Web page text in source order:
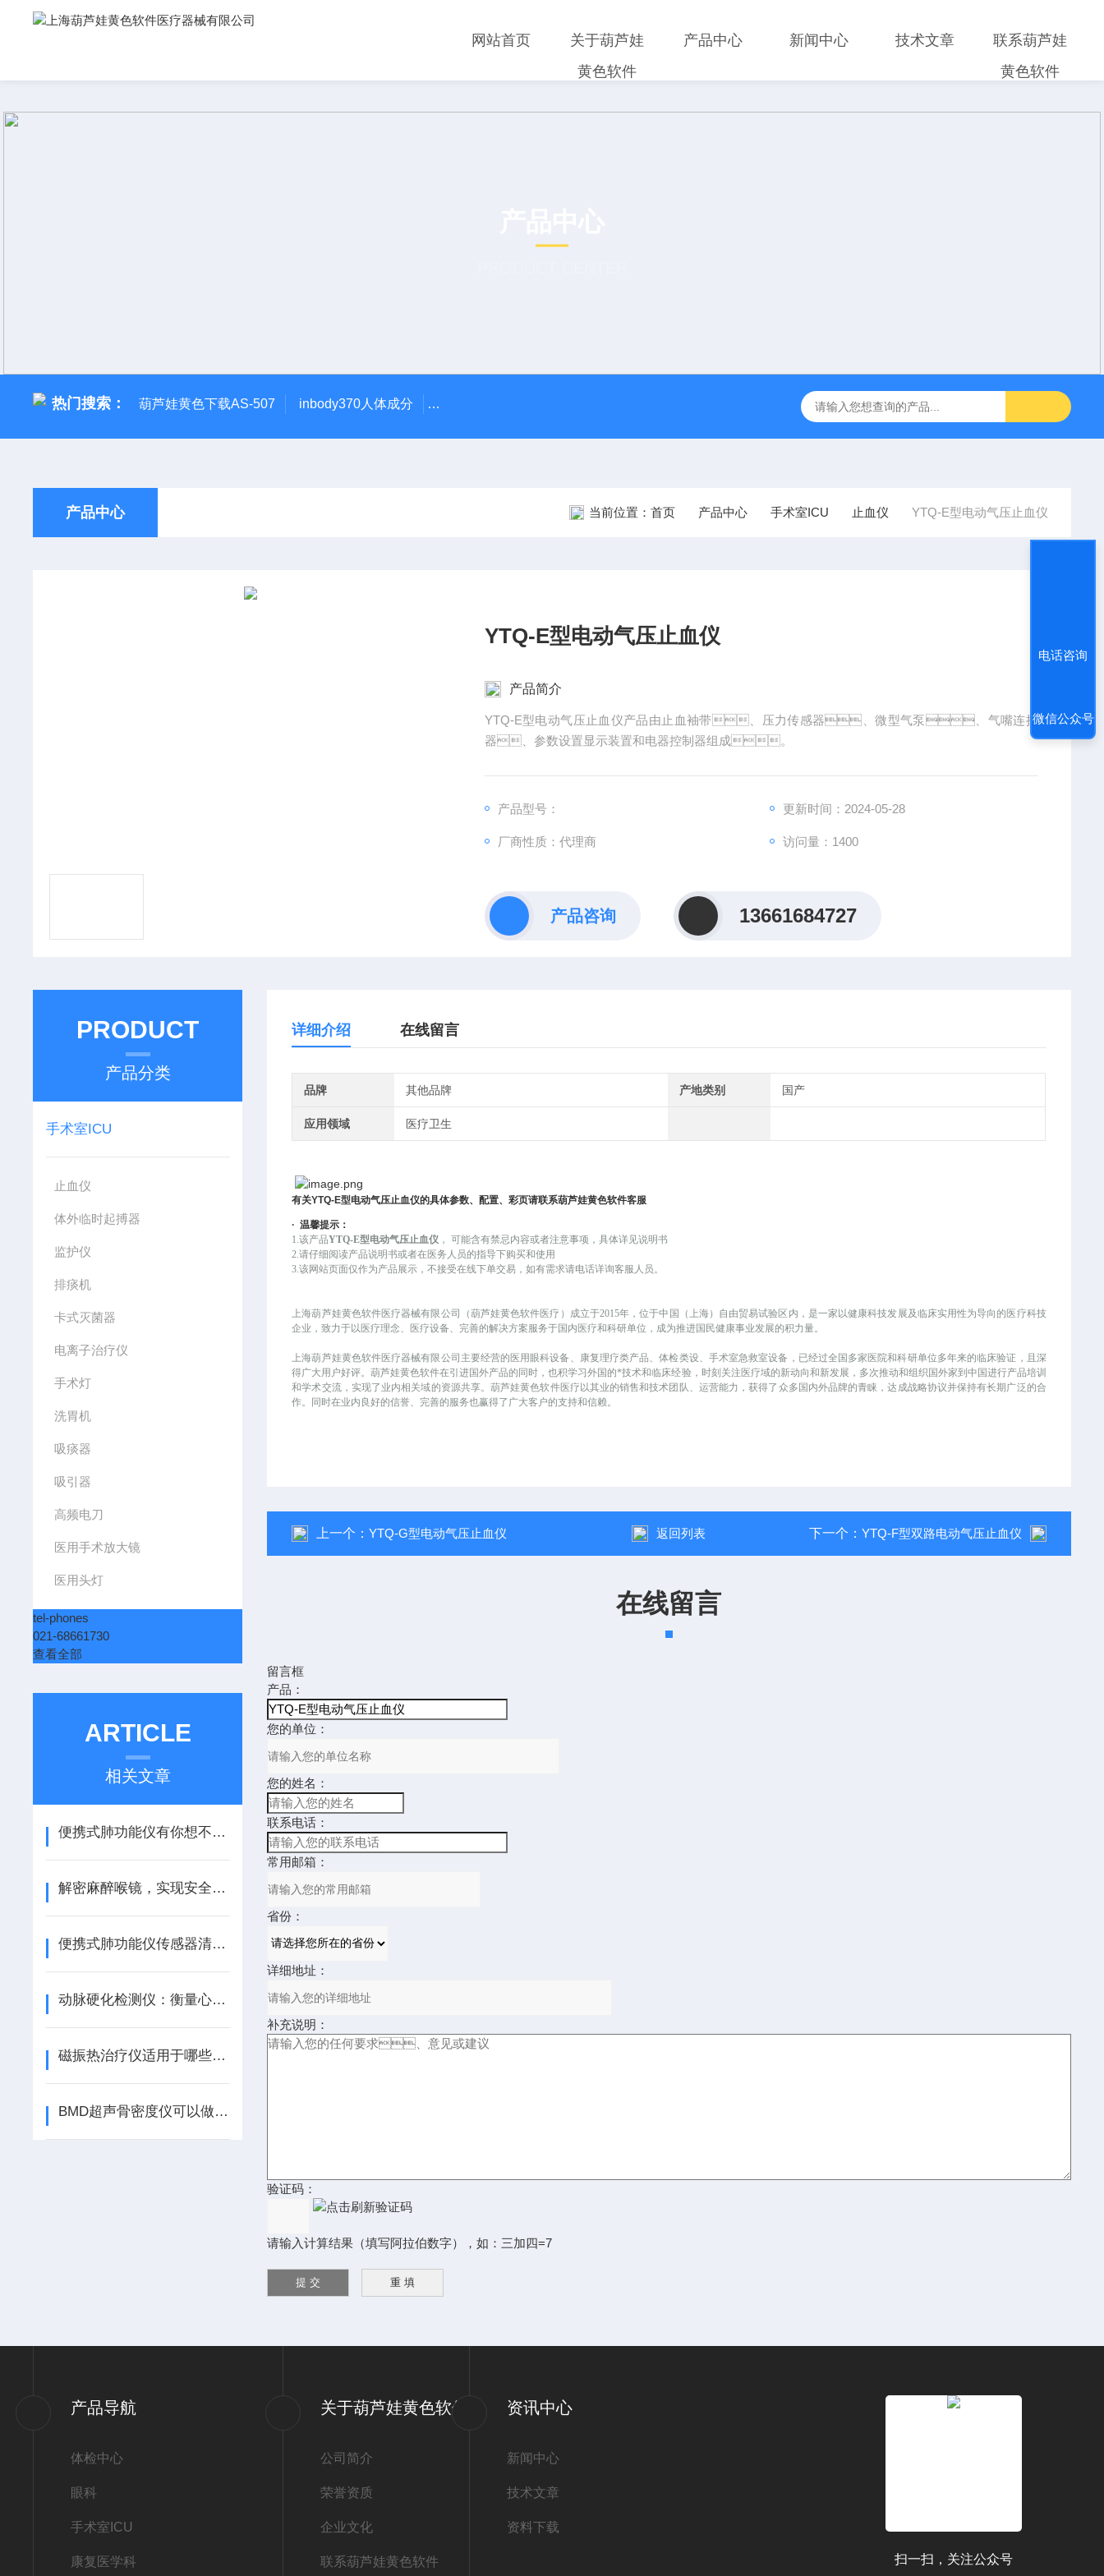
网站首页
关于葫芦娃
黄色软件
产品中心 新闻中心 技术文章
联系葫芦娃
黄色软件
热门搜索： 葫芦娃黄色下载AS-507 inbody370人体成分 AR-1日本尼德克NIDEK ARK-1自动电脑验光仪 inbody人体成分J30儿童型 FT-1000非接触眼压计 飞利
产品中心 当前位置： 首页 产品中心 手术室ICU 止血仪 YTQ-E型电动气压止血仪
YTQ-E型电动气压止血仪
产品简介
YTQ-E型电动气压止血仪产品由止血袖带、压力传感器、微型气泵、气嘴连接
器、参数设置显示装置和电器控制器组成。
产品型号： 更新时间：2024-05-28
厂商性质：代理商 访问量：1400
产品咨询 13661684727
PRODUCT
产品分类
手术室ICU
止血仪
体外临时起搏器
监护仪
排痰机
卡式灭菌器
电离子治疗仪
手术灯
洗胃机
吸痰器
吸引器
高频电刀
医用手术放大镜
医用头灯
tel-phones
021-68661730
查看全部
ARTICLE
相关文章
便携式肺功能仪有你想不到的优势
解密麻醉喉镜，实现安全高效的气道管理工具
便携式肺功能仪传感器清洁方法和注意事项
动脉硬化检测仪：衡量心血管健康的窗口
磁振热治疗仪适用于哪些症状呢？请看！
BMD超声骨密度仪可以做桡骨检测和跟骨检测
详细介绍 在线留言
品牌 其他品牌 产地类别 国产
应用领域 医疗卫生
有关YTQ-E型电动气压止血仪的具体参数、配置、彩页请联系葫芦娃黄色软件客服
·温馨提示：
1.该产品YTQ-E型电动气压止血仪 ， 可能含有禁忌内容或者注意事项，具体详见说明书
2.请仔细阅读产品说明书或者在医务人员的指导下购买和使用
3.该网站页面仅作为产品展示，不接受在线下单交易，如有需求请电话详询客服人员。
上海葫芦娃黄色软件医疗器械有限公司（葫芦娃黄色软件医疗）成立于2015年，位于中国（上海）自由贸易试验区内，是一家以健康科技发展及临床实用性为导向的医疗科技
企业，致力于以医疗理念、医疗设备、完善的解决方案服务于国内医疗和科研单位，成为推进国民健康事业发展的积力量。
上海葫芦娃黄色软件医疗器械有限公司主要经营的医用眼科设备、康复理疗类产品、体检类设、手术室急救室设备，已经过全国多家医院和科研单位多年来的临床验证，且深
得广大用户好评。葫芦娃黄色软件在引进国外产品的同时，也积学习外国的*技术和临床经验，时刻关注医疗域的新动向和新发展，多次推动和组织国外家到中国进行产品培训
和学术交流，实现了业内相关域的资源共享。葫芦娃黄色软件医疗以其业的销售和技术团队、运营能力，获得了众多国内外品牌的青睐，达成战略协议并保持有长期广泛的合
作。同时在业内良好的信誉、完善的服务也赢得了广大客户的支持和信赖。
上一个：YTQ-G型电动气压止血仪 返回列表 下一个： YTQ-F型双路电动气压止血仪
在线留言
留言框
产品：
您的单位：
您的姓名：
联系电话：
常用邮箱：
省份：
详细地址：
补充说明：
验证码：
请输入计算结果（填写阿拉伯数字），如：三加四=7
产品导航
体检中心
眼科
手术室ICU
康复医学科
关于葫芦娃黄色软件
公司简介
荣誉资质
企业文化
联系葫芦娃黄色软件
资讯中心
新闻中心
技术文章
资料下载
扫一扫，关注公众号
电话咨询
微信公众号